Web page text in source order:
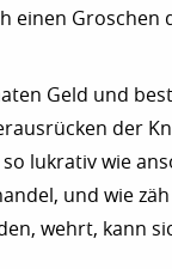
einen Groschen
Geld und
der
lukrativ wie
und wie
wehrt, kann